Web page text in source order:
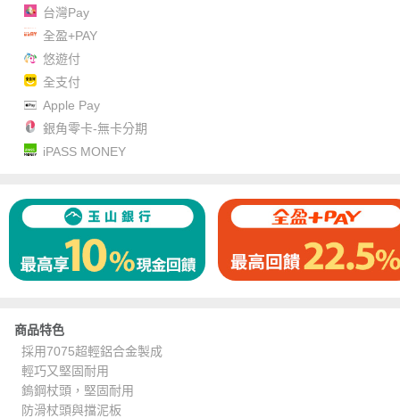
台灣Pay
全盈+PAY
悠遊付
全支付
Apple Pay
銀角零卡-無卡分期
iPASS MONEY
商品特色
採用7075超輕鋁合金製成
輕巧又堅固耐用
鎢鋼杖頭，堅固耐用
防滑杖頭與擋泥板